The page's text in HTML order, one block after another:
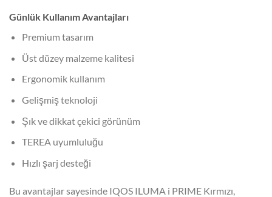
Günlük Kullanım Avantajları
Premium tasarım
Üst düzey malzeme kalitesi
Ergonomik kullanım
Gelişmiş teknoloji
Şık ve dikkat çekici görünüm
TEREA uyumluluğu
Hızlı şarj desteği
Bu avantajlar sayesinde IQOS ILUMA i PRIME Kırmızı,